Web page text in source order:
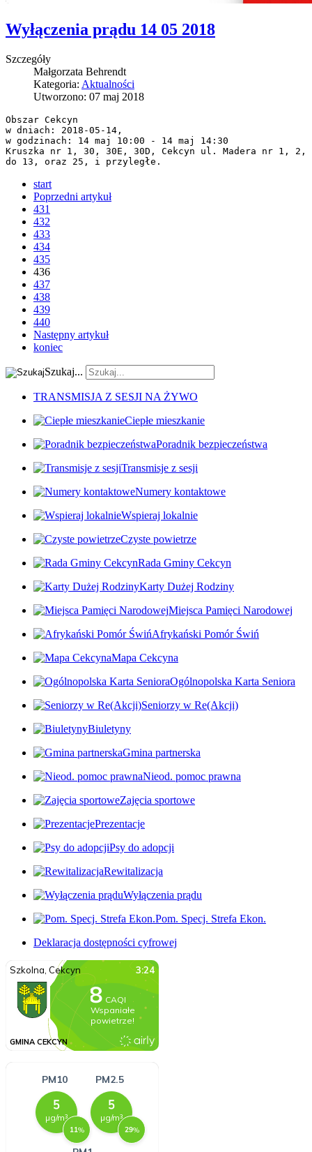
Wyłączenia prądu 14 05 2018
Szczegóły
Małgorzata Behrendt
Kategoria: Aktualności
Utworzono: 07 maj 2018
Obszar Cekcyn
w dniach: 2018-05-14,
w godzinach: 14 maj 10:00 - 14 maj 14:30
Kruszka nr 1, 30, 30E, 30D, Cekcyn ul. Madera nr 1, 2,
do 13, oraz 25, i przyległe.
start
Poprzedni artykuł
431
432
433
434
435
436
437
438
439
440
Następny artykuł
koniec
Szukaj...
TRANSMISJA Z SESJI NA ŻYWO
Ciepłe mieszkanie
Poradnik bezpieczeństwa
Transmisje z sesji
Numery kontaktowe
Wspieraj lokalnie
Czyste powietrze
Rada Gminy Cekcyn
Karty Dużej Rodziny
Miejsca Pamięci Narodowej
Afrykański Pomór Świń
Mapa Cekcyna
Ogólnopolska Karta Seniora
Seniorzy w Re(Akcji)
Biuletyny
Gmina partnerska
Nieod. pomoc prawna
Zajęcia sportowe
Prezentacje
Psy do adopcji
Rewitalizacja
Wyłączenia prądu
Pom. Specj. Strefa Ekon.
Deklaracja dostępności cyfrowej